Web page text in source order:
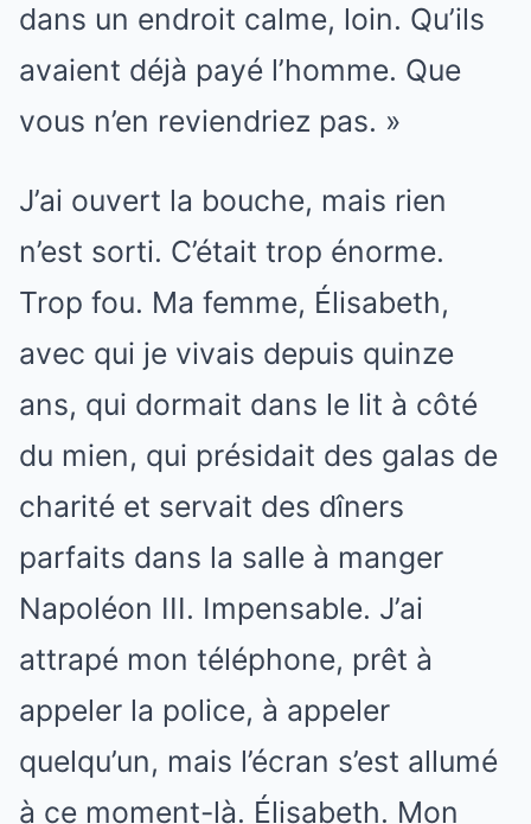
dans un endroit calme, loin. Qu’ils
avaient déjà payé l’homme. Que
vous n’en reviendriez pas. »
J’ai ouvert la bouche, mais rien
n’est sorti. C’était trop énorme.
Trop fou. Ma femme, Élisabeth,
avec qui je vivais depuis quinze
ans, qui dormait dans le lit à côté
du mien, qui présidait des galas de
charité et servait des dîners
parfaits dans la salle à manger
Napoléon III. Impensable. J’ai
attrapé mon téléphone, prêt à
appeler la police, à appeler
quelqu’un, mais l’écran s’est allumé
à ce moment-là. Élisabeth. Mon